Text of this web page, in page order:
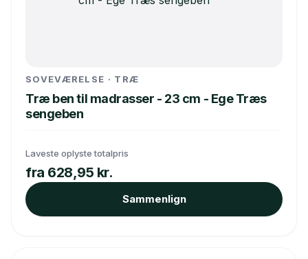
SOVEVÆRELSE · TRÆ
Træ ben til madrasser - 23 cm - Ege Træs
sengeben
Laveste oplyste totalpris
fra 628,95 kr.
Sammenlign